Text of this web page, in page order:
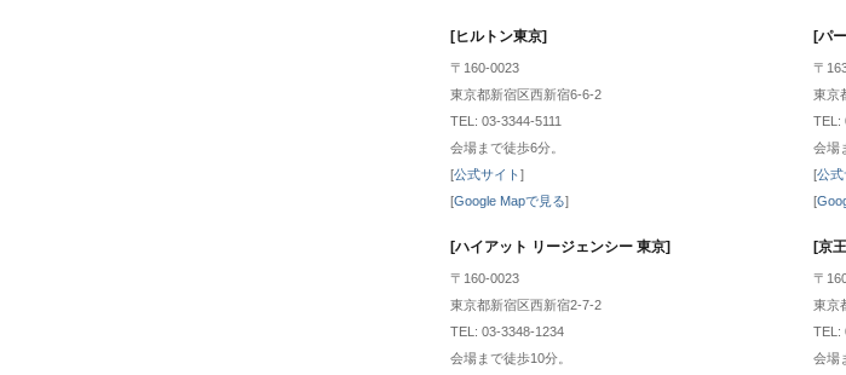
[ヒルトン東京]
〒160-0023
東京都新宿区西新宿6-6-2
TEL: 03-3344-5111
会場まで徒歩6分。
[公式サイト]
[Google Mapで見る]
[ハイアット リージェンシー 東京]
〒160-0023
東京都新宿区西新宿2-7-2
TEL: 03-3348-1234
会場まで徒歩10分。
[パ
〒
東京
TEL:
会場
[公式
[
[京
〒
東京
TEL:
会場